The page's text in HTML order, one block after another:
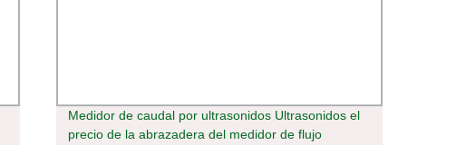
Medidor de caudal por ultrasonidos Ultrasonidos el
precio de la abrazadera del medidor de flujo